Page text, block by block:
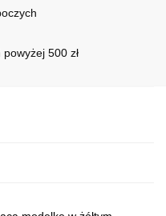
500 zł